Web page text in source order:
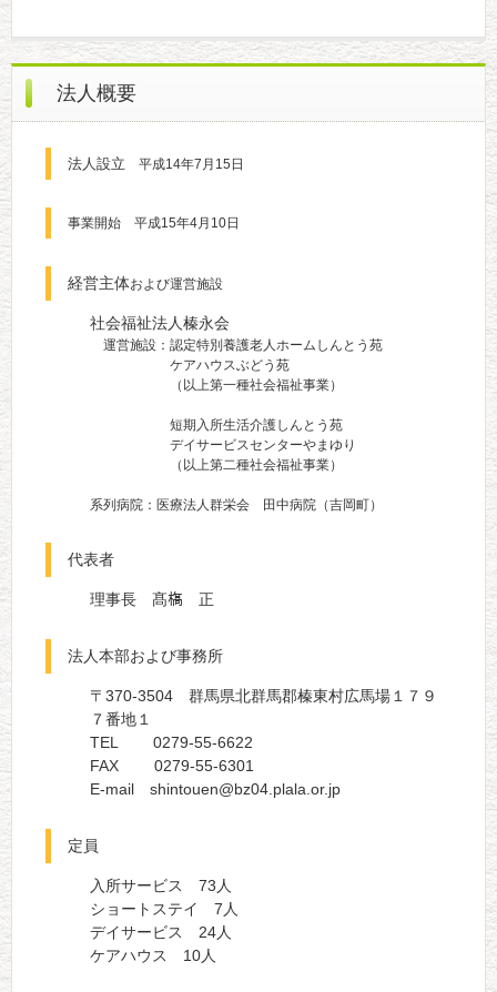
法人概要
法人設立 平成14年7月15日
事業開始 平成15年4月10日
経営主体および運営施設
社会福祉法人榛永会
運営施設：認定特別養護老人ホームしんとう苑
ケアハウスぶどう苑
（以上第一種社会福祉事業）
短期入所生活介護しんとう苑
デイサービスセンターやまゆり
（以上第二種社会福祉事業）
系列病院：医療法人群栄会 田中病院（吉岡町）
代表者
理事長 髙𣘺 正
法人本部および事務所
〒370-3504 群馬県北群馬郡榛東村広馬場１７９
７番地１
TEL 0279-55-6622
FAX 0279-55-6301
E-mail shintouen@bz04.plala.or.jp
定員
入所サービス 73人
ショートステイ 7人
デイサービス 24人
ケアハウス 10人